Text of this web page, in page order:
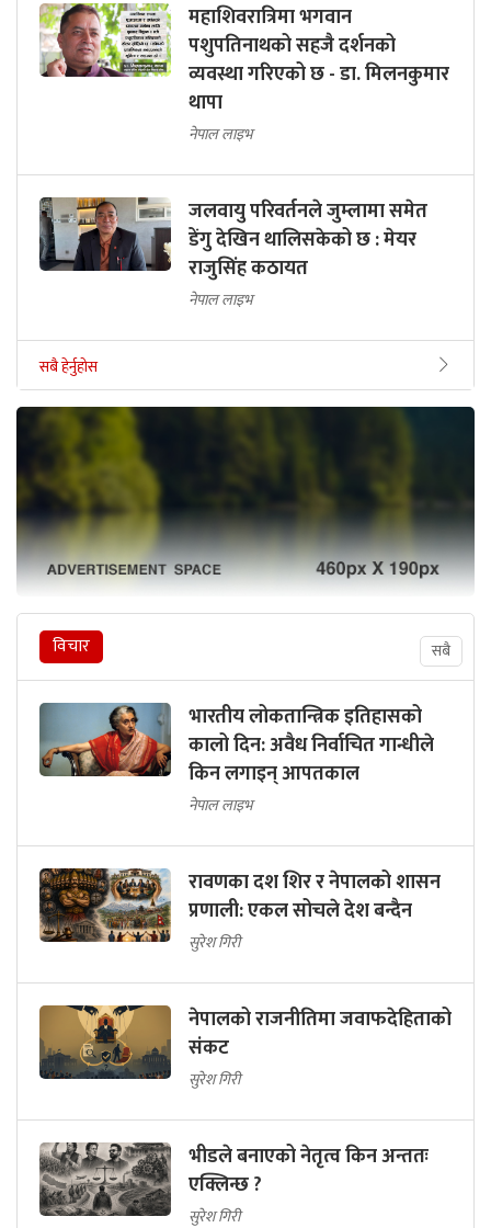
महाशिवरात्रिमा भगवान
पशुपतिनाथको सहजै दर्शनको
व्यवस्था गरिएको छ - डा. मिलनकुमार
थापा
नेपाल लाइभ
जलवायु परिवर्तनले जुम्लामा समेत
डेंगु देखिन थालिसकेको छ : मेयर
राजुसिंह कठायत
नेपाल लाइभ
सबै हेर्नुहोस
विचार सबै
भारतीय लोकतान्त्रिक इतिहासको
कालो दिन: अवैध निर्वाचित गान्धीले
किन लगाइन् आपतकाल
नेपाल लाइभ
रावणका दश शिर र नेपालको शासन
प्रणाली: एकल सोचले देश बन्दैन
सुरेश गिरी
नेपालको राजनीतिमा जवाफदेहिताको
संकट
सुरेश गिरी
भीडले बनाएको नेतृत्व किन अन्ततः
एक्लिन्छ ?
सुरेश गिरी